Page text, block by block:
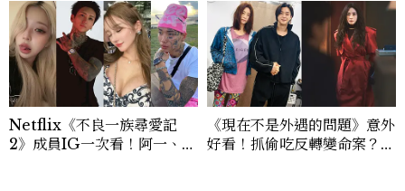
Netflix《不良一族尋愛記
2》成員IG一次看！阿一、彩
《現在不是外遇的問題》意外
好看！抓偷吃反轉變命案？金